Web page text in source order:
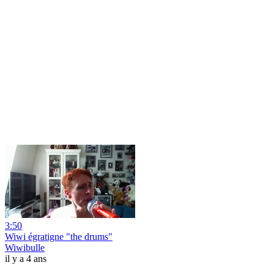
3:50
Wiwi égratigne "the drums"
Wiwibulle
il y a 4 ans